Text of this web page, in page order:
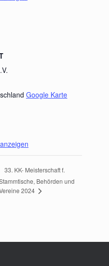
Google Karte
33. KK- Meisterschaft f.
Behörden und
2024